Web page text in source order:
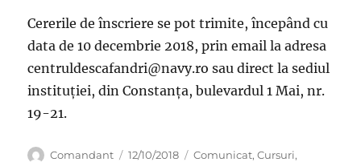
Cererile de înscriere se pot trimite, începând cu
data de 10 decembrie 2018, prin email la adresa
centruldescafandri@navy.ro sau direct la sediul
instituției, din Constanța, bulevardul 1 Mai, nr.
19-21.
Autor
Comandant
Publicat
12/10/2018 Categorii
Comunicat,Cursuri,